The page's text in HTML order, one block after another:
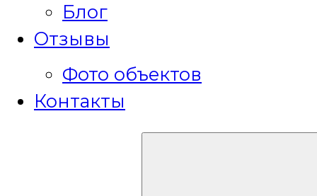
Блог
Отзывы
Фото объектов
Контакты